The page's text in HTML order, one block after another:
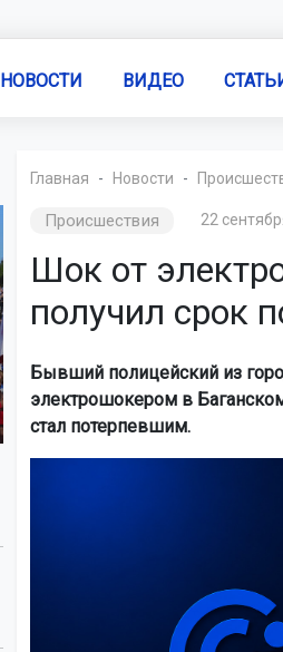
НОВОСТИ ВИДЕО
Главная Новости
Происшествия 22
Шок от
получил срок
Бывший полицейский из
электрошокером в
стал потерпевшим.